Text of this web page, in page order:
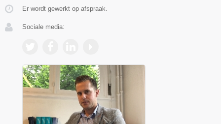
Er wordt gewerkt op afspraak.
Sociale media: